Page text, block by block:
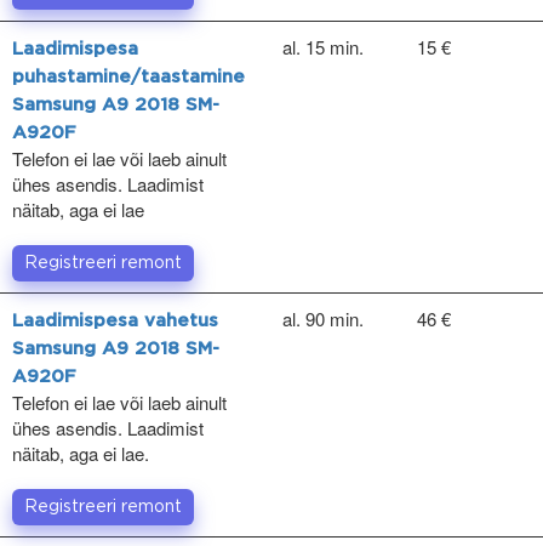
Laadimispesa
puhastamine/taastamine
Samsung A9 2018 SM-
A920F
Telefon ei lae või laeb ainult
ühes asendis. Laadimist
näitab, aga ei lae
al. 15 min. 15 €
Registreeri remont
Laadimispesa vahetus
Samsung A9 2018 SM-
A920F
Telefon ei lae või laeb ainult
ühes asendis. Laadimist
näitab, aga ei lae.
al. 90 min. 46 €
Registreeri remont